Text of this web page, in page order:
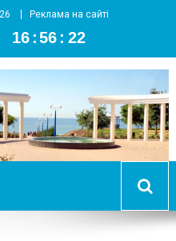
Реклама на сайті
16 :56 : 23
Южный